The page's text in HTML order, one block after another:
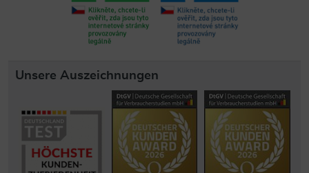
Unsere Auszeichnungen